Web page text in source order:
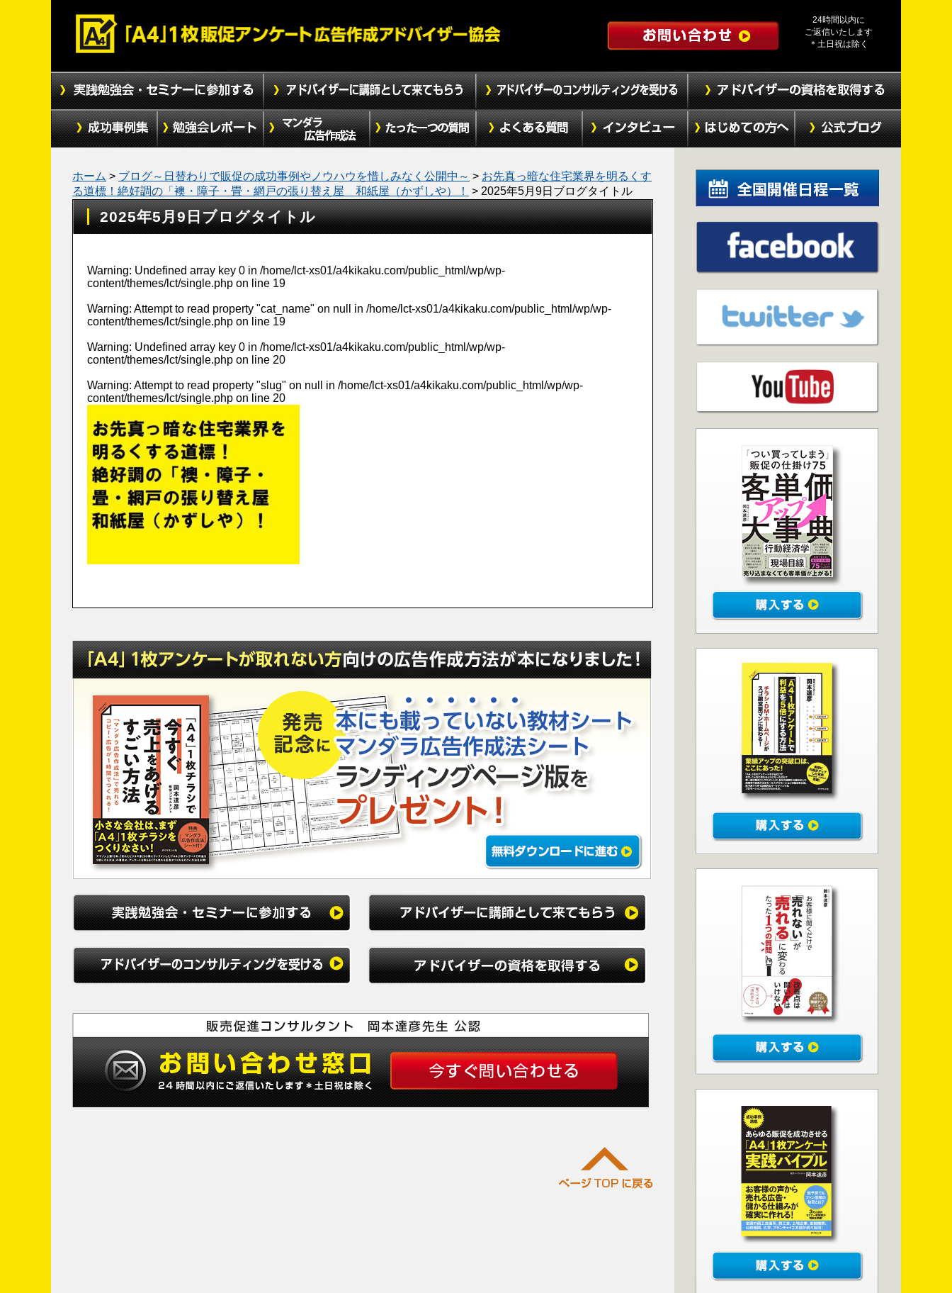
24時間以内に
ご返信いたします
＊土日祝は除く
ホーム > ブログ～日替わりで販促の成功事例やノウハウを惜しみなく公開中～ > お先真っ暗な住宅業界を明るくす
る道標！絶好調の「襖・障子・畳・網戸の張り替え屋 和紙屋（かずしや）！
> 2025年5月9日ブログタイトル
2025年5月9日ブログタイトル
Warning: Undefined array key 0 in /home/lct-xs01/a4kikaku.com/public_html/wp/wp-
content/themes/lct/single.php on line 19
Warning: Attempt to read property "cat_name" on null in /home/lct-xs01/a4kikaku.com/public_html/wp/wp-
content/themes/lct/single.php on line 19
Warning: Undefined array key 0 in /home/lct-xs01/a4kikaku.com/public_html/wp/wp-
content/themes/lct/single.php on line 20
Warning: Attempt to read property "slug" on null in /home/lct-xs01/a4kikaku.com/public_html/wp/wp-
content/themes/lct/single.php on line 20